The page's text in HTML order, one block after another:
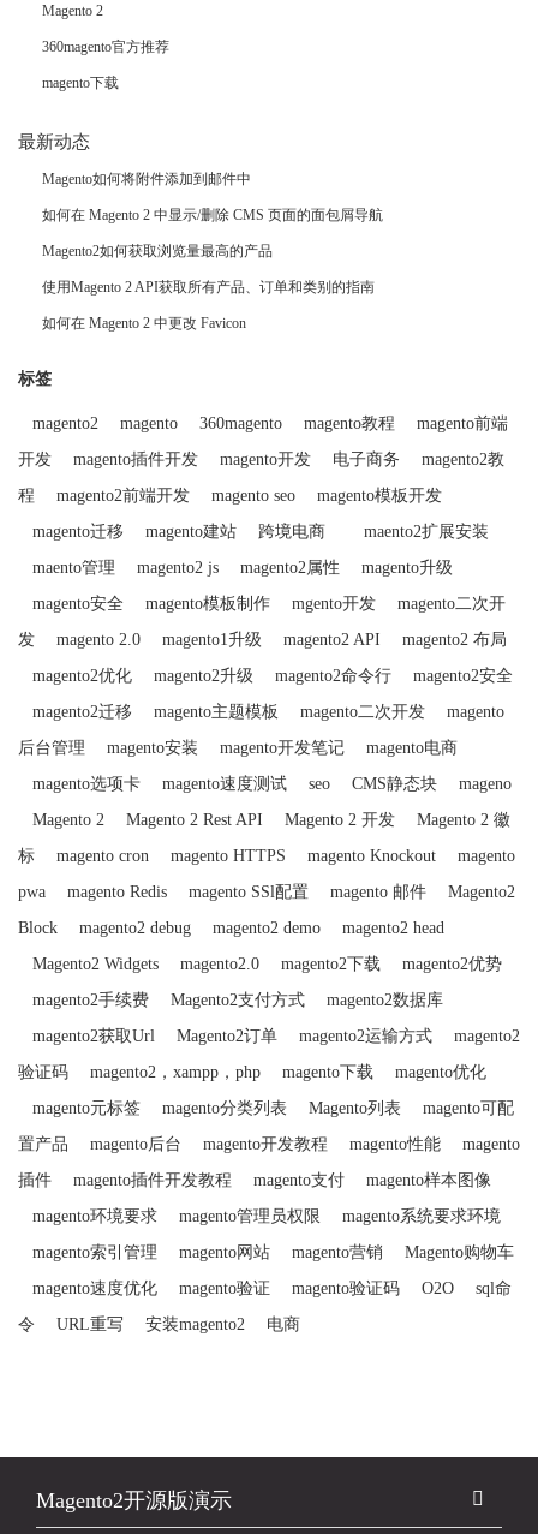
Magento 2
360magento官方推荐
magento下载
最新动态
Magento如何将附件添加到邮件中
如何在 Magento 2 中显示/删除 CMS 页面的面包屑导航
Magento2如何获取浏览量最高的产品
使用Magento 2 API获取所有产品、订单和类别的指南
如何在 Magento 2 中更改 Favicon
标签
magento2 magento 360magento magento教程
magento前端
开发
magento插件开发 magento开发 电子商务
magento2教
程
magento2前端开发 magento seo
magento模板开发
magento迁移
magento建站 跨境电商
maento2扩展安装
maento管理
magento2 js magento2属性
magento升级
magento安全
magento模板制作 mgento开发
magento二次开
发
magento 2.0 magento1升级 magento2 API
magento2 布局
magento2优化
magento2升级 magento2命令行
magento2安全
magento2迁移
magento主题模板 magento二次开发
magento
后台管理
magento安装 magento开发笔记
magento电商
magento选项卡
magento速度测试 seo CMS静态块
mageno
Magento 2
Magento 2 Rest API Magento 2 开发
Magento 2 徽
标
magento cron magento HTTPS magento Knockout
magento
pwa
magento Redis magento SSl配置 magento 邮件
Magento2
Block
magento2 debug magento2 demo
magento2 head
Magento2 Widgets
magento2.0 magento2下载
magento2优势
magento2手续费
Magento2支付方式
magento2数据库
magento2获取Url
Magento2订单 magento2运输方式
magento2
验证码
magento2，xampp，php magento下载
magento优化
magento元标签
magento分类列表 Magento列表
magento可配
置产品
magento后台 magento开发教程 magento性能
magento
插件
magento插件开发教程 magento支付
magento样本图像
magento环境要求
magento管理员权限
magento系统要求环境
magento索引管理
magento网站 magento营销
Magento购物车
magento速度优化
magento验证 magento验证码 O2O
sql命
令
URL重写 安装magento2 电商
Magento2开源版演示